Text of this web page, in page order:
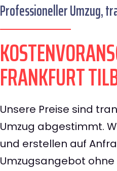
Professioneller Umzug,
FRANKFURT
Unsere Preise sind
Umzug abgestimmt.
und erstellen auf
Umzugsangebot